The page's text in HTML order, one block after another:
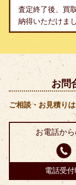
査定終了後、買
納得いただけま
お問
ご相談・お見積り
お電話か
電話受